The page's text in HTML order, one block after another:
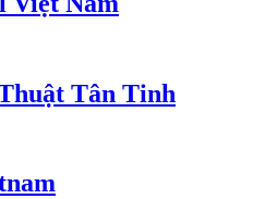
Tân Tinh